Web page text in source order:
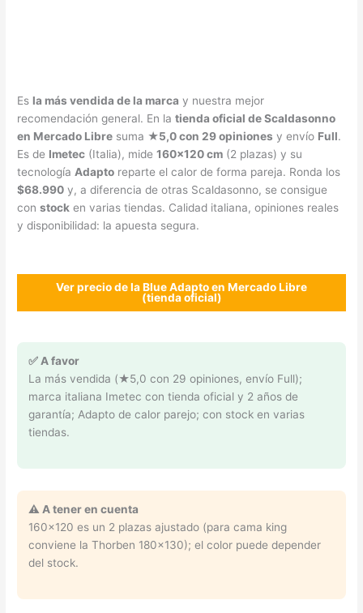
Es la más vendida de la marca y nuestra mejor
recomendación general. En latienda oficial de Scaldasonno
en Mercado Libre suma ★5,0 con 29 opiniones y envío Full.
Es de Imetec (Italia), mide160×120 cm (2 plazas) y su
tecnología Adapto reparte el calor de forma pareja. Ronda los
$68.990 y, a diferencia de otras Scaldasonno, se consigue
constock en varias tiendas. Calidad italiana, opiniones reales
y disponibilidad: la apuesta segura.
Ver precio de la Blue Adapto en Mercado Libre
(tienda oficial)
✅ A favor
La más vendida (★5,0 con 29 opiniones, envío Full);
marca italiana Imetec con tienda oficial y 2 años de
garantía; Adapto de calor parejo; con stock en varias
tiendas.
⚠️ A tener en cuenta
160×120 es un 2 plazas ajustado (para cama king
conviene la Thorben 180×130); el color puede depender
del stock.